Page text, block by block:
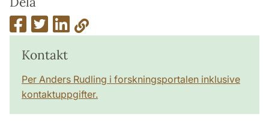
Kontakt
Per Anders Rudling i forskningsportalen inklusive
kontaktuppgifter.